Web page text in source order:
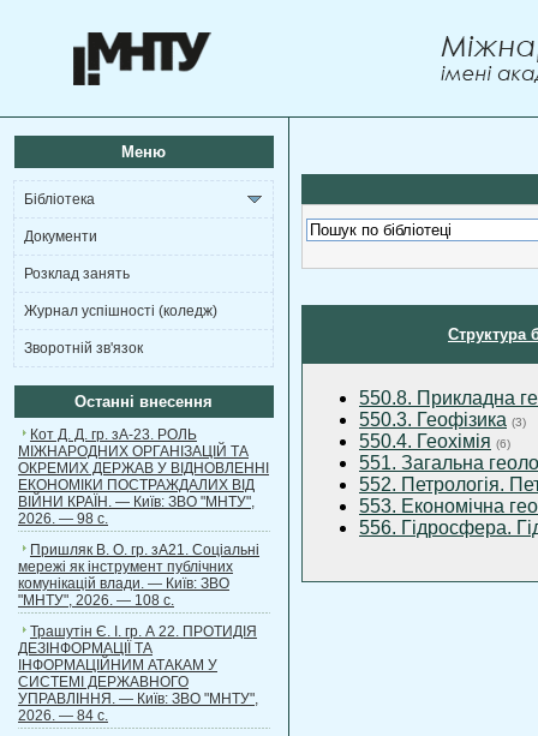
Меню
Бібліотека
Документи
Розклад занять
Журнал успішності (коледж)
Зворотній зв'язок
Останні внесення
Кот Д. Д. гр. зА-23. РОЛЬ
МІЖНАРОДНИХ ОРГАНІЗАЦІЙ ТА
ОКРЕМИХ ДЕРЖАВ У ВІДНОВЛЕННІ
ЕКОНОМІКИ ПОСТРАЖДАЛИХ ВІД
ВІЙНИ КРАЇН. — Київ: ЗВО "МНТУ",
2026. — 98 с.
Пришляк В. О. гр. зА21. Соціальні
мережі як інструмент публічних
комунікацій влади. — Київ: ЗВО
"МНТУ", 2026. — 108 с.
Трашутін Є. І. гр. А 22. ПРОТИДІЯ
ДЕЗІНФОРМАЦІЇ ТА
ІНФОРМАЦІЙНИМ АТАКАМ У
СИСТЕМІ ДЕРЖАВНОГО
УПРАВЛІННЯ. — Київ: ЗВО "МНТУ",
2026. — 84 с.
Структура
550.8. Прикладна
550.3. Геофізика (3)
550.4. Геохімія (6)
551. Загальна
552. Петрологія.
553. Економічна
556. Гідросфера.